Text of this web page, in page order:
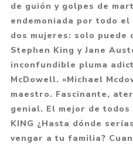
de guión y golpes de
endemoniada por todo el
dos mujeres: solo puede
Stephen King y Jane
inconfundible pluma
McDowell. «Michael
maestro. Fascinante,
genial. El mejor de todos
KING ¿Hasta dónde
vengar a tu familia?